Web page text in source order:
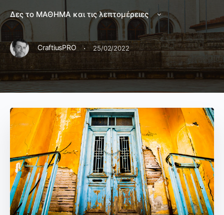
Δες το ΜΑΘΗΜΑ και τις λεπτομέρειες
CraftiusPRO · 25/02/2022